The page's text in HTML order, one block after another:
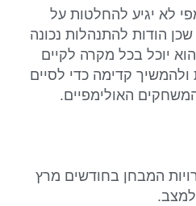
לא יגיע להחלטות על
הודות להתנהלות נכונה
יוכל בכל מקרה לקיים
קדימה כדי לסיים
האולימפיים.
המבחן בחודשים מרץ